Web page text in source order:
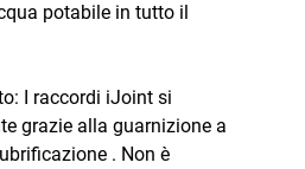
potabile in tutto il
I raccordi iJoint si
grazie alla guarnizione a
. Non è